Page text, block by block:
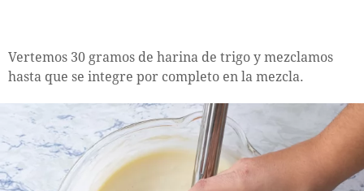
Vertemos 30 gramos de harina de trigo y mezclamos
hasta que se integre por completo en la mezcla.